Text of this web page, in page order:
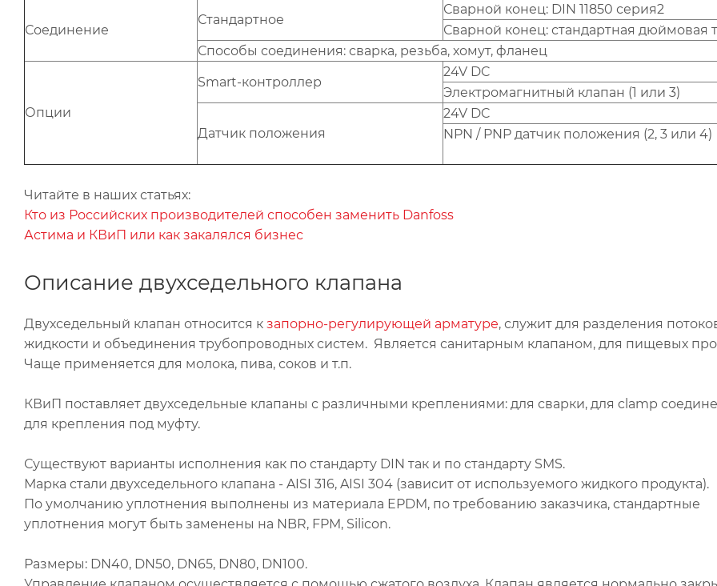
Соединение
Стандартное
Сварной конец: DIN 11850 серия2
Сварной конец: стандартная дюймовая
Способы соединения: сварка, резьба, хомут, фланец
Опции
Smart-контроллер
24V DC
Электромагнитный клапан (1 или 3)
Датчик положения
24V DC
NPN / PNP датчик положения (2, 3 или 4)
Читайте в наших статьях:
Кто из Российских производителей способен заменить Danfoss
Астима и КВиП или как закалялся бизнес
Описание двухседельного клапана
Двухседельный клапан относится к запорно-регулирующей арматуре, служит для разделения
жидкости и объединения трубопроводных систем. Является санитарным клапаном, для пищевых
Чаще применяется для молока, пива, соков и т.п.
КВиП поставляет двухседельные клапаны с различными креплениями: для сварки, для clamp
для крепления под муфту.
Существуют варианты исполнения как по стандарту DIN так и по стандарту SMS.
Марка стали двухседельного клапана - AISI 316, AISI 304 (зависит от используемого жидкого продукта).
По умолчанию уплотнения выполнены из материала EPDM, по требованию заказчика, стандартные
уплотнения могут быть заменены на NBR, FPM, Silicon.
Размеры: DN40, DN50, DN65, DN80, DN100.